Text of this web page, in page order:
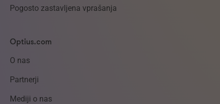
Pogosto zastavljena vprašanja
Optius.com
O nas
Partnerji
Mediji o nas